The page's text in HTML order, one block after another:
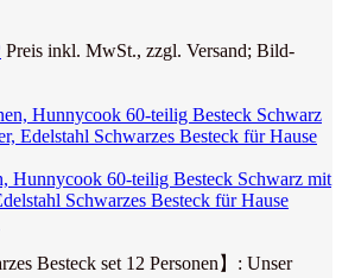
Preis inkl. MwSt., zzgl. Versand; Bild-
Hunnycook 60-teilig Besteck Schwarz mit
Schwarzes Besteck für Hause
Besteck set 12 Personen】: Unser